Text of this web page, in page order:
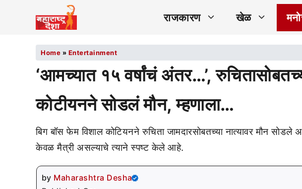
राजकारण खेळ
Home » Entertainment
‘आमच्यात १५ वर्षांचं अंतर…’,
कोटीयनने सोडलं मौन, म्हणाला…
बिग बॉस फेम विशाल कोटियनने रुचिता जामदारसोबतच्या नात्यावर मौन
केवळ मैत्री असल्याचे त्याने स्पष्ट केले आहे.
by Maharashtra Desha